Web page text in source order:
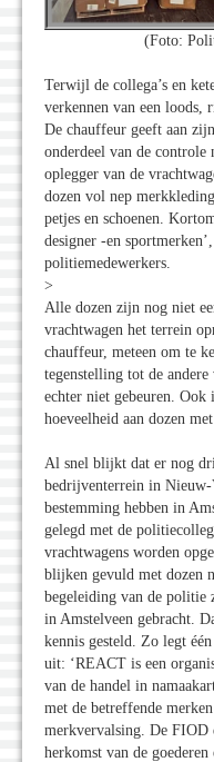
(Foto:
Terwijl de collega’s en
verkennen van een loods,
De chauffeur geeft aan
onderdeel van de controle
oplegger van de
dozen vol nep
petjes en schoenen.
designer -en
politiemedewerkers.
>
Alle dozen zijn nog niet
vrachtwagen het terrein
chauffeur, meteen om te
tegenstelling tot de andere
echter niet gebeuren. Ook
hoeveelheid aan dozen
Al snel blijkt dat er nog
bedrijventerrein in Nieuw-
bestemming hebben in
gelegd met de
vrachtwagens worden
blijken gevuld met dozen
begeleiding van de politie
in Amstelveen gebracht.
kennis gesteld. Zo legt
uit: ‘REACT is een
van de handel in
met de betreffende
merkvervalsing. De FIOD
herkomst van de